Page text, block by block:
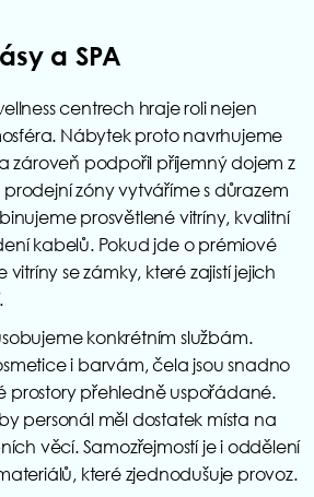
a SPA
centrech hraje roli nejen
Nábytek proto navrhujeme
zároveň podpořil příjemný dojem z
zóny vytváříme s důrazem
prosvětlené vitríny, kvalitní
kabelů. Pokud jde o prémiové
se zámky, které zajistí jejich
konkrétním službám.
i barvám, čela jsou snadno
prostory přehledně uspořádané.
personál měl dostatek místa na
věcí. Samozřejmostí je i oddělení
které zjednodušuje provoz.